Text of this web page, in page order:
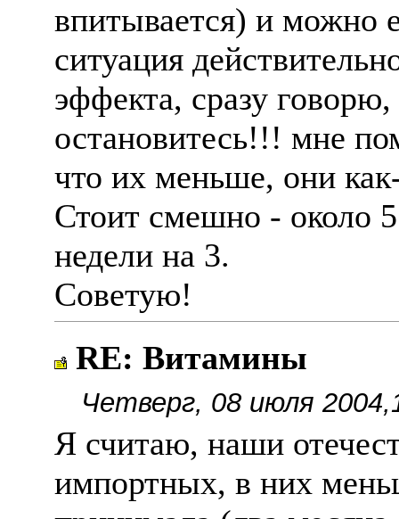
впитывается) и можно
ситуация
эффекта, сразу
остановитесь!!! мне
что их меньше, они
Стоит смешно - около
недели на 3.
Советую!
RE: Витамины
Четверг, 08 июля
Я считаю, наши
импортных, в них